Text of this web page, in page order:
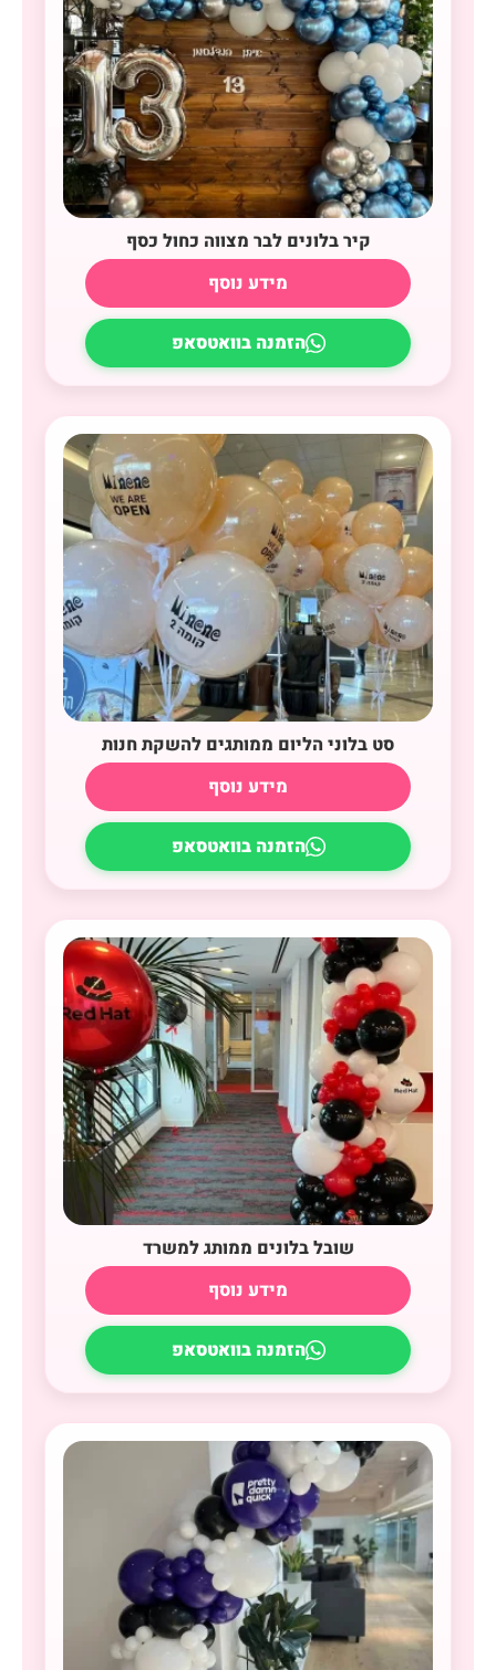
קיר בלונים לבר מצווה כחול כסף
מידע נוסף
הזמנה בוואטסאפ
סט בלוני הליום ממותגים להשקת חנות
מידע נוסף
הזמנה בוואטסאפ
שובל בלונים ממותג למשרד
מידע נוסף
הזמנה בוואטסאפ